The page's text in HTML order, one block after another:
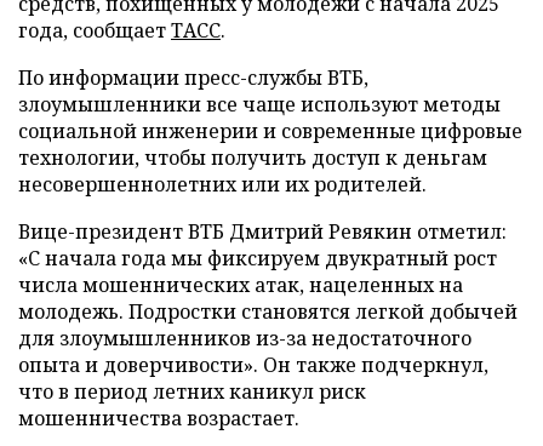
года, сообщаетТАСС.
По информации пресс-службы ВТБ,
злоумышленники все чаще используют методы
социальной инженерии и современные цифровые
технологии, чтобы получить доступ к деньгам
несовершеннолетних или их родителей.
Вице-президент ВТБ Дмитрий Ревякин отметил:
«С начала года мы фиксируем двукратный рост
числа мошеннических атак, нацеленных на
молодежь. Подростки становятся легкой добычей
для злоумышленников из-за недостаточного
опыта и доверчивости». Он также подчеркнул,
что в период летних каникул риск
мошенничества возрастает.